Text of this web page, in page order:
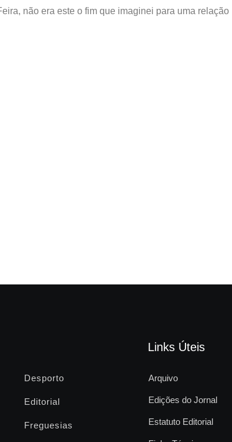
não era este o fim que imaginei para uma relação
Desporto
Editorial
Freguesias
Links Úteis
Arquivo
Edições do Jornal
Estatuto Editorial